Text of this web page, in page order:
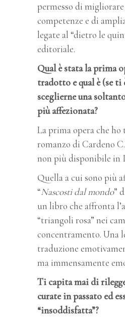
permesso di
competenze e di
legate al “dietro le
editoriale.
Qual è stata la prima
tradotto e qual è (se ti
sceglierne una
più affezionata?
La prima opera che
romanzo di Cardeno
non più disponibile in
Quella a cui sono più
“Nascosti dal mondo”
un libro che affronta
“triangoli rosa” nei
concentramento. Una
traduzione
ma immensamente
Ti capita mai di
curate in passato ed
“insoddisfatta”?